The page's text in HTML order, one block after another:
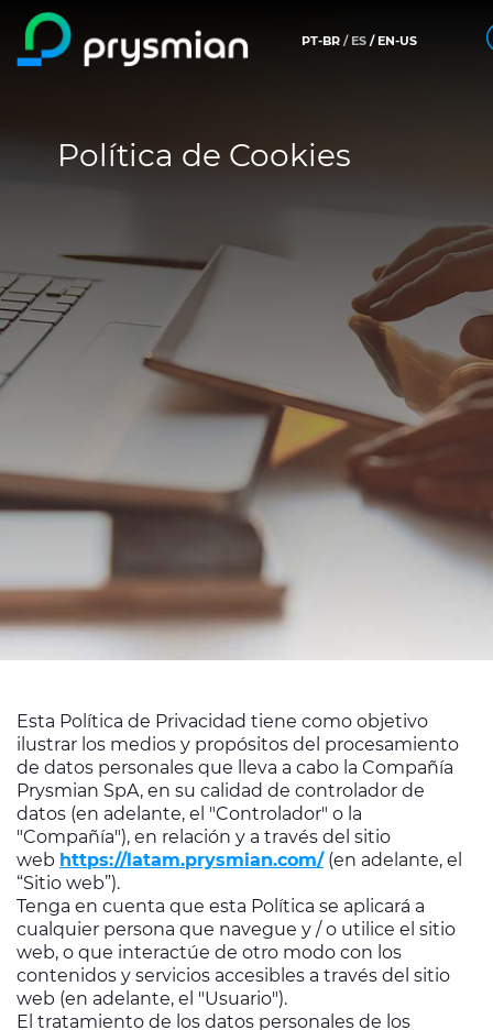
prysmian.skip_to_main_content
PT-BR ES EN-US
Mercados
https://latam.prysmian.com/pt-br/people-
Insight
Medios de comunicación
Contáctenos
Política de Cookies
Esta Política de Privacidad tiene como objetivo
ilustrar los medios y propósitos del procesamiento
de datos personales que lleva a cabo la Compañía
Prysmian SpA, en su calidad de controlador de
datos (en adelante, el "Controlador" o la
"Compañía"), en relación y a través del sitio
web https://latam.prysmian.com/(en adelante, el
“Sitio web”).
Tenga en cuenta que esta Política se aplicará a
cualquier persona que navegue y / o utilice el sitio
web, o que interactúe de otro modo con los
contenidos y servicios accesibles a través del sitio
web (en adelante, el "Usuario").
El tratamiento de los datos personales de los